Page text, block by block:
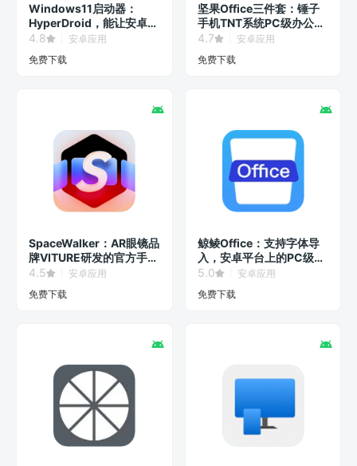
Windows11启动器：
HyperDroid，能让安卓系
统秒变Win11界面！
4.8
安卓应用
免费下载
坚果Office三件套：锤子
手机TNT系统PC级办公软
件！
4.7
安卓应用
免费下载
SpaceWalker：AR眼镜品
牌VITURE研发的官方手机
客户端！
4.5
安卓应用
免费下载
鲸鲮Office：支持字体导
入，安卓平台上的PC级办
公软件！
5.0
安卓应用
免费下载